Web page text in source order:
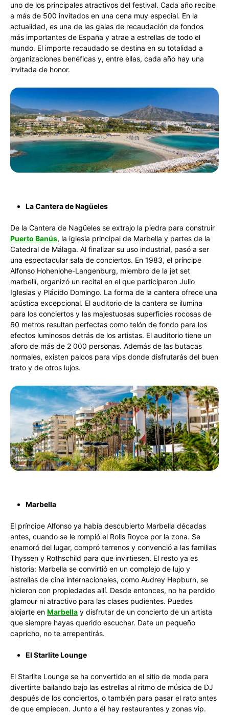
uno de los principales atractivos del festival. Cada año recibe
a más de 500 invitados en una cena muy especial. En la
actualidad, es una de las galas de recaudación de fondos
más importantes de España y atrae a estrellas de todo el
mundo. El importe recaudado se destina en su totalidad a
organizaciones benéficas y, entre ellas, cada año hay una
invitada de honor.
La Cantera de Nagüeles
De la Cantera de Nagüeles se extrajo la piedra para construir
Puerto Banús, la iglesia principal de Marbella y partes de la
Catedral de Málaga. Al finalizar su uso industrial, pasó a ser
una espectacular sala de conciertos. En 1983, el príncipe
Alfonso Hohenlohe-Langenburg, miembro de la jet set
marbellí, organizó un recital en el que participaron Julio
Iglesias y Plácido Domingo. La forma de la cantera ofrece una
acústica excepcional. El auditorio de la cantera se ilumina
para los conciertos y las majestuosas superficies rocosas de
60 metros resultan perfectas como telón de fondo para los
efectos luminosos detrás de los artistas. El auditorio tiene un
aforo de más de 2 000 personas. Además de las butacas
normales, existen palcos para vips donde disfrutarás del buen
trato y de otros lujos.
Marbella
El príncipe Alfonso ya había descubierto Marbella décadas
antes, cuando se le rompió el Rolls Royce por la zona. Se
enamoró del lugar, compró terrenos y convenció a las familias
Thyssen y Rothschild para que invirtiesen. El resto ya es
historia: Marbella se convirtió en un complejo de lujo y
estrellas de cine internacionales, como Audrey Hepburn, se
hicieron con propiedades allí. Desde entonces, no ha perdido
glamour ni atractivo para las clases pudientes. Puedes
alojarte en Marbella y disfrutar de un concierto de un artista
que siempre hayas querido escuchar. Date un pequeño
capricho, no te arrepentirás.
El Starlite Lounge
El Starlite Lounge se ha convertido en el sitio de moda para
divertirte bailando bajo las estrellas al ritmo de música de DJ
después de los conciertos, o también para pasar el rato antes
de que empiecen. Junto a él hay restaurantes y zonas vip.